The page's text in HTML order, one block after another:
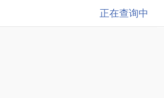
正在查询中